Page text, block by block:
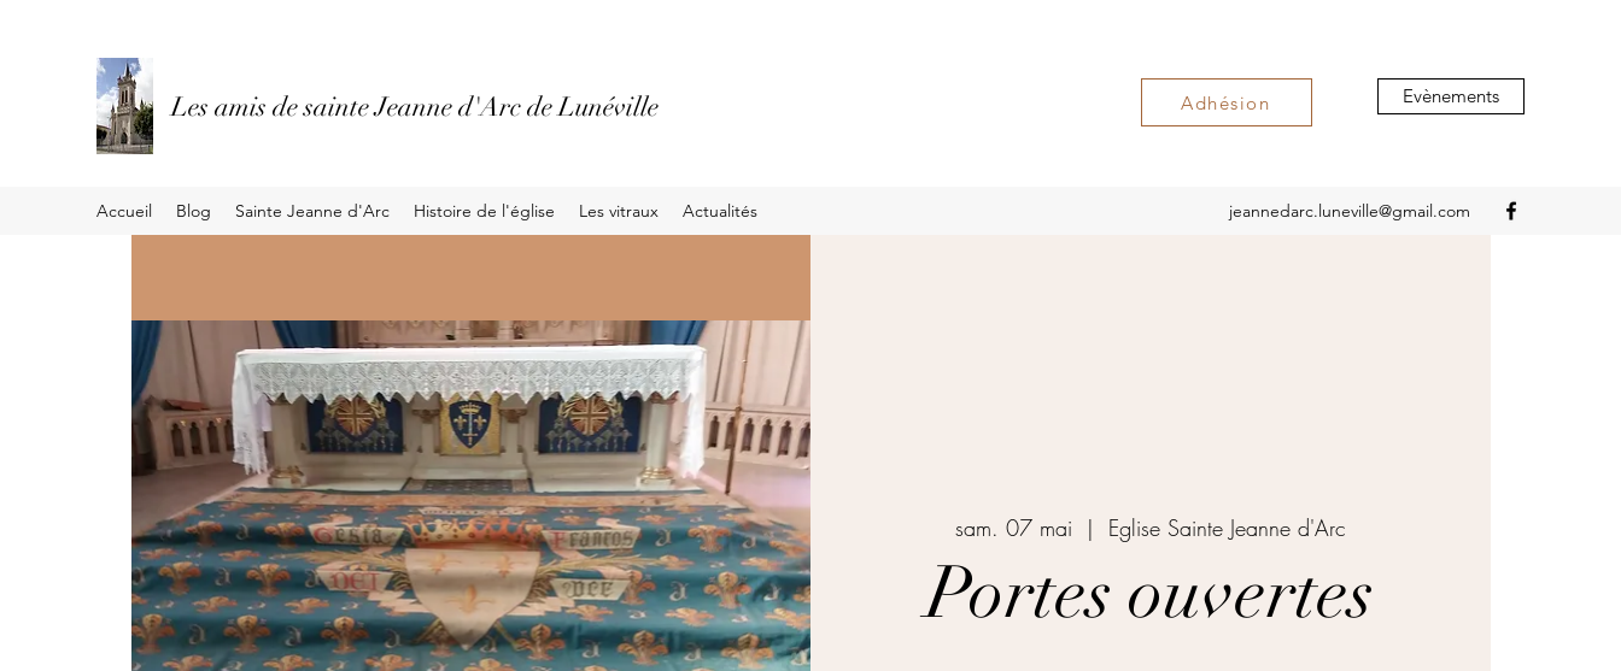
Les amis de sainte Jeanne d'Arc de Lunéville Adhésion Evènements
Accueil Blog Sainte Jeanne d'Arc Histoire de l'église Les vitraux Actualités jeannedarc.luneville@gmail.com
sam. 07 mai
  |
Eglise Sainte Jeanne d'Arc
Portes ouvertes